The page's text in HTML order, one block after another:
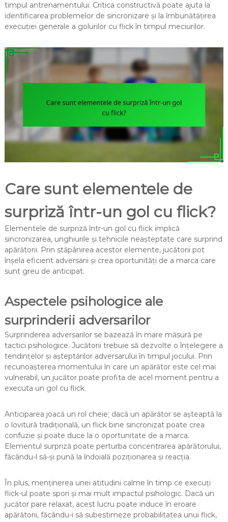
timpul antrenamentului. Critica constructivă poate ajuta la
identificarea problemelor de sincronizare și la îmbunătățirea
execuției generale a golurilor cu flick în timpul meciurilor.
Care sunt elementele de
surpriză într-un gol cu flick?
Elementele de surpriză într-un gol cu flick implică
sincronizarea, unghiurile și tehnicile neașteptate care surprind
apărătorii. Prin stăpânirea acestor elemente, jucătorii pot
înșela eficient adversarii și crea oportunități de a marca care
sunt greu de anticipat.
Aspectele psihologice ale
surprinderii adversarilor
Surprinderea adversarilor se bazează în mare măsură pe
tactici psihologice. Jucătorii trebuie să dezvolte o înțelegere a
tendințelor și așteptărilor adversarului în timpul jocului. Prin
recunoașterea momentului în care un apărător este cel mai
vulnerabil, un jucător poate profita de acel moment pentru a
executa un gol cu flick.
Anticiparea joacă un rol cheie; dacă un apărător se așteaptă la
o lovitură tradițională, un flick bine sincronizat poate crea
confuzie și poate duce la o oportunitate de a marca.
Elementul surpriză poate perturba concentrarea apărătorului,
făcându-l să-și pună la îndoială poziționarea și reacția.
În plus, menținerea unei atitudini calme în timp ce execuți
flick-ul poate spori și mai mult impactul psihologic. Dacă un
jucător pare relaxat, acest lucru poate induce în eroare
apărătorii, făcându-i să subestimeze probabilitatea unui flick,